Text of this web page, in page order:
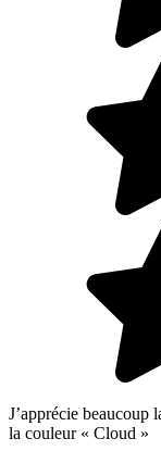
J’apprécie beaucoup
la couleur « Cloud »